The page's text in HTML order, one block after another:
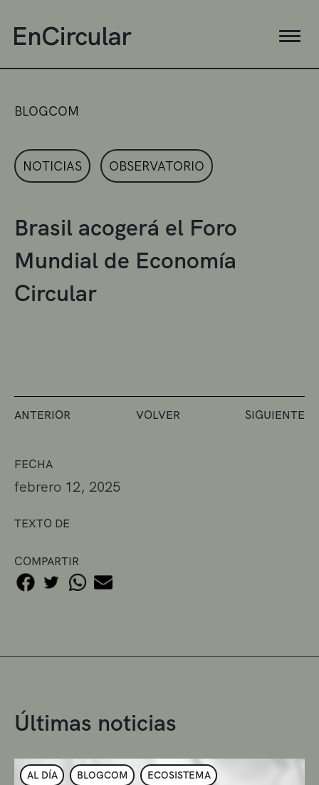
FECHA
febrero 12, 2025
TEXTO DE
COMPARTIR
BLOGCOM
NOTICIAS OBSERVATORIO
Brasil acogerá el Foro
Mundial de Economía
Circular
ANTERIOR VOLVER SIGUIENTE
Últimas noticias
AL DÍA BLOGCOM ECOSISTEMA